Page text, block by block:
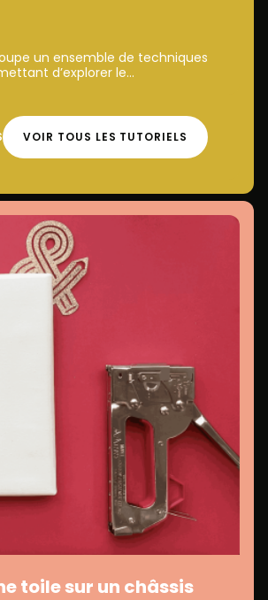
un ensemble de techniques
d’explorer le...
VOIR TOUS LES TUTORIELS
toile sur un châssis